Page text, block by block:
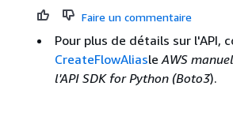
Faire un commentaire
Pour plus de détails sur l'API,
CreateFlowAliasleAWS
l'API SDK for Python (Boto3).